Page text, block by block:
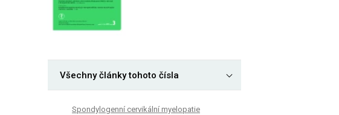
Všechny články tohoto čísla
Spondylogenní cervikální myelopatie